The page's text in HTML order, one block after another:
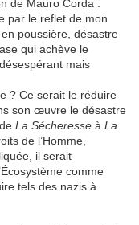
de Mauro Corda :
par le reflet de mon
poussière, désastre
qui achève le
mais
? Ce serait le réduire
son œuvre le désastre
, de La Sécheresse à La
de l’Homme,
il serait
comme
tels des nazis à